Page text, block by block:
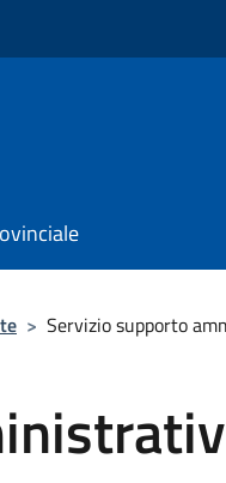
> Servizio supporto